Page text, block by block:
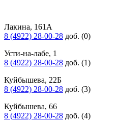
Лакина, 161А
8 (4922) 28-00-28 доб. (0)
Усти-на-лабе, 1
8 (4922) 28-00-28 доб. (1)
Куйбышева, 22Б
8 (4922) 28-00-28 доб. (3)
Куйбышева, 66
8 (4922) 28-00-28 доб. (4)